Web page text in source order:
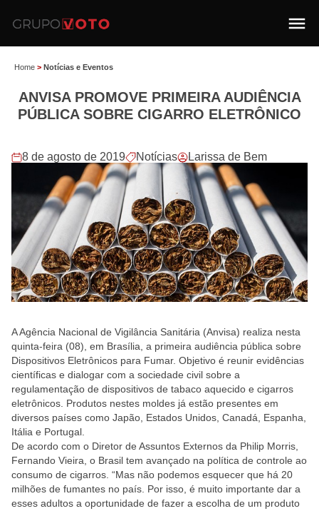
Home > Notícias e Eventos
ANVISA PROMOVE PRIMEIRA AUDIÊNCIA
PÚBLICA SOBRE CIGARRO ELETRÔNICO
8 de agosto de 2019 Notícias Larissa de Bem
A Agência Nacional de Vigilância Sanitária (Anvisa) realiza nesta
quinta-feira (08), em Brasília, a primeira audiência pública sobre
Dispositivos Eletrônicos para Fumar. Objetivo é reunir evidências
científicas e dialogar com a sociedade civil sobre a
regulamentação de dispositivos de tabaco aquecido e cigarros
eletrônicos. Produtos nestes moldes já estão presentes em
diversos países como Japão, Estados Unidos, Canadá, Espanha,
Itália e Portugal.
De acordo com o Diretor de Assuntos Externos da Philip Morris,
Fernando Vieira, o Brasil tem avançado na política de controle ao
consumo de cigarros. “Mas não podemos esquecer que há 20
milhões de fumantes no país. Por isso, é muito importante dar a
esses adultos a oportunidade de fazer a escolha de um produto